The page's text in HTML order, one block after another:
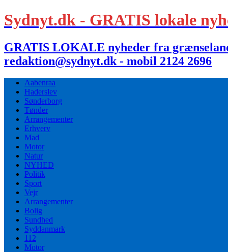
Sydnyt.dk - GRATIS lokale
GRATIS LOKALE nyheder fra
redaktion@sydnyt.dk - mobil 2124 2696
Aabenraa
Haderslev
Sønderborg
Tønder
Arrangementer
Erhverv
Mad
Motor
Natur
NYHED
Politik
Sport
Vejr
Arrangementer
Bolig
Sundhed
Syddanmark
112
Motor